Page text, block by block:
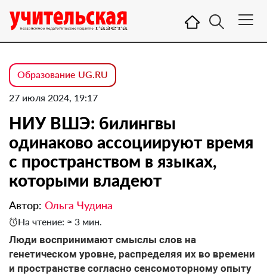
Образование UG.RU
27 июля 2024, 19:17
НИУ ВШЭ: билингвы
одинаково ассоциируют время
с пространством в языках,
которыми владеют
Автор: Ольга Чудина
На чтение: ≈ 3 мин.
Люди воспринимают смыслы слов на
генетическом уровне, распределяя их во времени
и пространстве согласно сенсомоторному опыту